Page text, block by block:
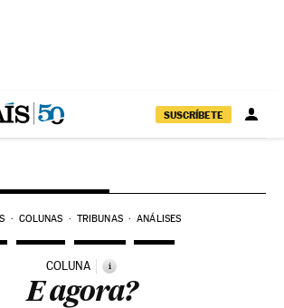
SUSCRÍBETE
COLUNAS TRIBUNAS ANÁLISES
COLUNA i
E agora?